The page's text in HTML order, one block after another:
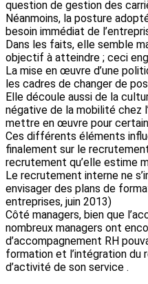
question de gestion des
Néanmoins, la posture
besoin immédiat de
Dans les faits, elle semble
objectif à atteindre ; ceci
La mise en œuvre d’une
les cadres de changer de
Elle découle aussi de la
négative de la mobilité chez
mettre en œuvre pour
Ces différents éléments
finalement sur le
recrutement qu’elle estime
Le recrutement interne ne
envisager des plans de
entreprises, juin 2013)
Côté managers, bien que
nombreux managers ont
d’accompagnement RH
formation et l’intégration du
d’activité de son service .